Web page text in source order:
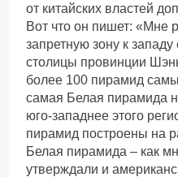
от китайских властей
Вот что он пишет: «Мне
запретную зону к
столицы провинции
более 100 пирамид
самая Белая пирамида
юго-западнее этого
пирамид построены на
Белая пирамида – как
утверждали и